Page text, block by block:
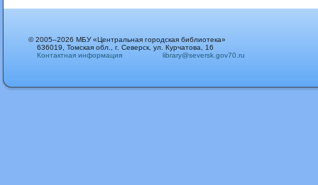
© 2005–2026 МБУ «Центральная городская библиотека»
636019, Томская обл., г. Северск, ул. Курчатова, 16
Контактная информация
library@seversk.gov70.ru